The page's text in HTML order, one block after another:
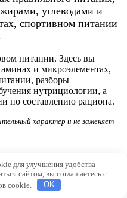
углеводами и
спортивном питании
питании. Здесь вы
и микроэлементах,
разборы
нутрициологии, а
по составлению рациона.
характер и не заменяет
от диетолога: объясняет
для улучшения удобства
сайтом, вы соглашаетесь с
cookie.
OK